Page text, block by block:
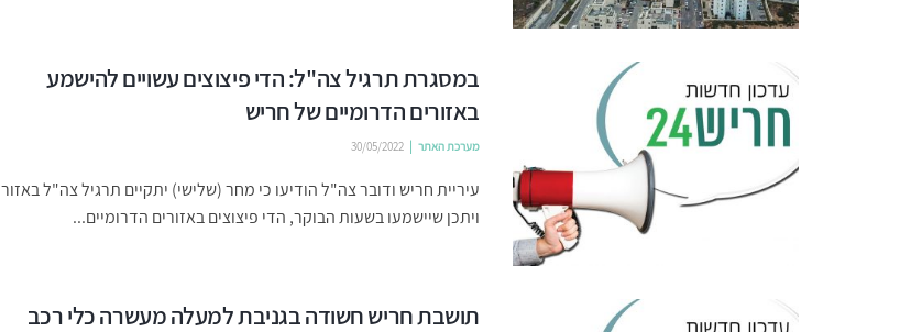
במסגרת תרגיל צה"ל: הדי פיצוצים עשויים להישמע
באזורים הדרומיים של חריש
מערכת האתר 30/05/2022
עיריית חריש ודובר צה"ל הודיעו כי מחר (שלישי) יתקיים תרגיל צה"ל באזור
ויתכן שיישמעו בשעות הבוקר, הדי פיצוצים באזורים הדרומיים...
תושבת חריש חשודה בגניבת למעלה מעשרה כלי רכב